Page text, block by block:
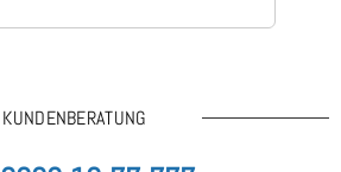
KUNDENBERATUNG